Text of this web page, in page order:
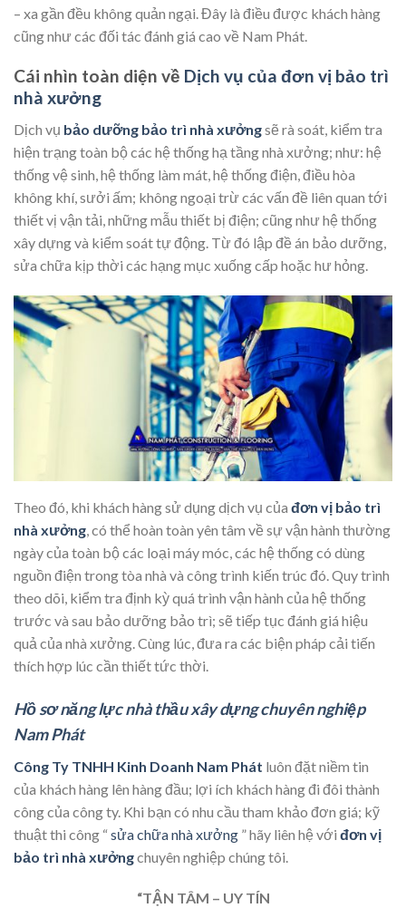
– xa gần đều không quản ngại. Đây là điều được khách hàng
cũng như các đối tác đánh giá cao về Nam Phát.
Cái nhìn toàn diện về Dịch vụ của đơn vị bảo trì
nhà xưởng
Dịch vụ bảo dưỡng bảo trì nhà xưởngsẽ rà soát, kiểm tra
hiện trạng toàn bộ các hệ thống hạ tầng nhà xưởng; như: hệ
thống vệ sinh, hệ thống làm mát, hệ thống điện, điều hòa
không khí, sưởi ấm; không ngoại trừ các vấn đề liên quan tới
thiết vị vận tải, những mẫu thiết bị điện; cũng như hệ thống
xây dựng và kiểm soát tự động. Từ đó lập đề án bảo dưỡng,
sửa chữa kịp thời các hạng mục xuống cấp hoặc hư hỏng.
Theo đó, khi khách hàng sử dụng dịch vụ của đơn vị bảo trì
nhà xưởng , có thể hoàn toàn yên tâm về sự vận hành thường
ngày của toàn bộ các loại máy móc, các hệ thống có dùng
nguồn điện trong tòa nhà và công trình kiến trúc đó. Quy trình
theo dõi, kiểm tra định kỳ quá trình vận hành của hệ thống
trước và sau bảo dưỡng bảo trì; sẽ tiếp tục đánh giá hiệu
quả của nhà xưởng. Cùng lúc, đưa ra các biện pháp cải tiến
thích hợp lúc cần thiết tức thời.
Hồ sơ năng lực nhà thầu xây dựng chuyên nghiệp
Nam Phát
Công Ty TNHH Kinh Doanh Nam Phát luôn đặt niềm tin
của khách hàng lên hàng đầu; lợi ích khách hàng đi đôi thành
công của công ty. Khi bạn có nhu cầu tham khảo đơn giá; kỹ
thuật thi công “sửa chữa nhà xưởng ” hãy liên hệ với đơn vị
bảo trì nhà xưởngchuyên nghiệp chúng tôi.
“TẬN TÂM – UY TÍN